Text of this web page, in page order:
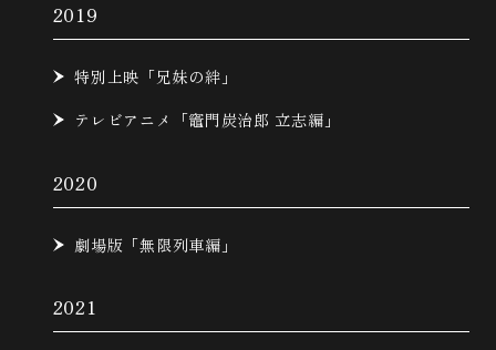
2019
特別上映「兄妹の絆」
テレビアニメ「竈門炭治郎 立志編」
2020
劇場版「無限列車編」
2021